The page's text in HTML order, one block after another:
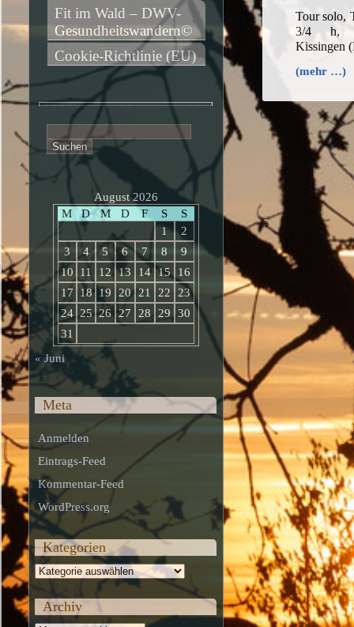
Tour solo,
3/4 h,
Kissingen
(mehr …)
Fit im Wald – DWV-
Gesundheitswandern©
Cookie-Richtlinie (EU)
nach:
August 2026
M
D M D F S
S
1
2
3
4 5 6 7 8
9
10
11 12 13 14 15
16
17
18 19 20 21 22
23
24 25 26 27 28 29
30
31
« Juni
Meta
Anmelden
Eintrags-Feed
Kommentar-Feed
WordPress.org
Kategorien
Kategorien
Archiv